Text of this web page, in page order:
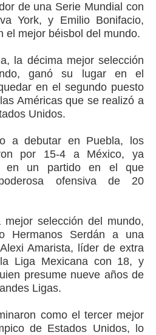
de una Serie Mundial con
York, y Emilio Bonifacio,
el mejor béisbol del mundo.
la décima mejor selección
ganó su lugar en el
en el segundo puesto
Américas que se realizó a
Unidos.
a debutar en Puebla, los
por 15-4 a México, ya
en un partido en el que
ofensiva de 20
mejor selección del mundo,
Hermanos Serdán a una
Amarista, líder de extra
Liga Mexicana con 18, y
presume nueve años de
Ligas.
como el tercer mejor
de Estados Unidos, lo